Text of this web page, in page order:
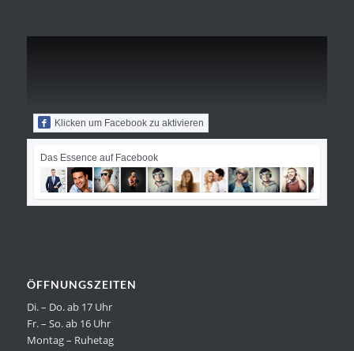
Klicken um Facebook zu aktivieren
Das Essence auf Facebook
ÖFFNUNGSZEITEN
Di. – Do. ab 17 Uhr
Fr. – So. ab 16 Uhr
Montag – Ruhetag